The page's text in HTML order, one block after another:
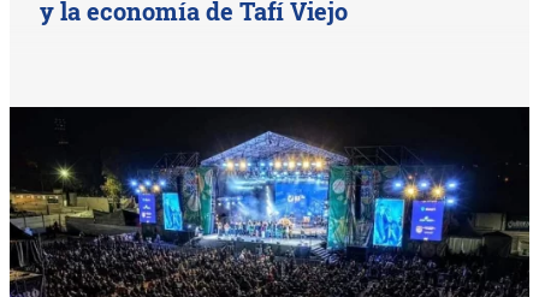
y la economía de Tafí Viejo